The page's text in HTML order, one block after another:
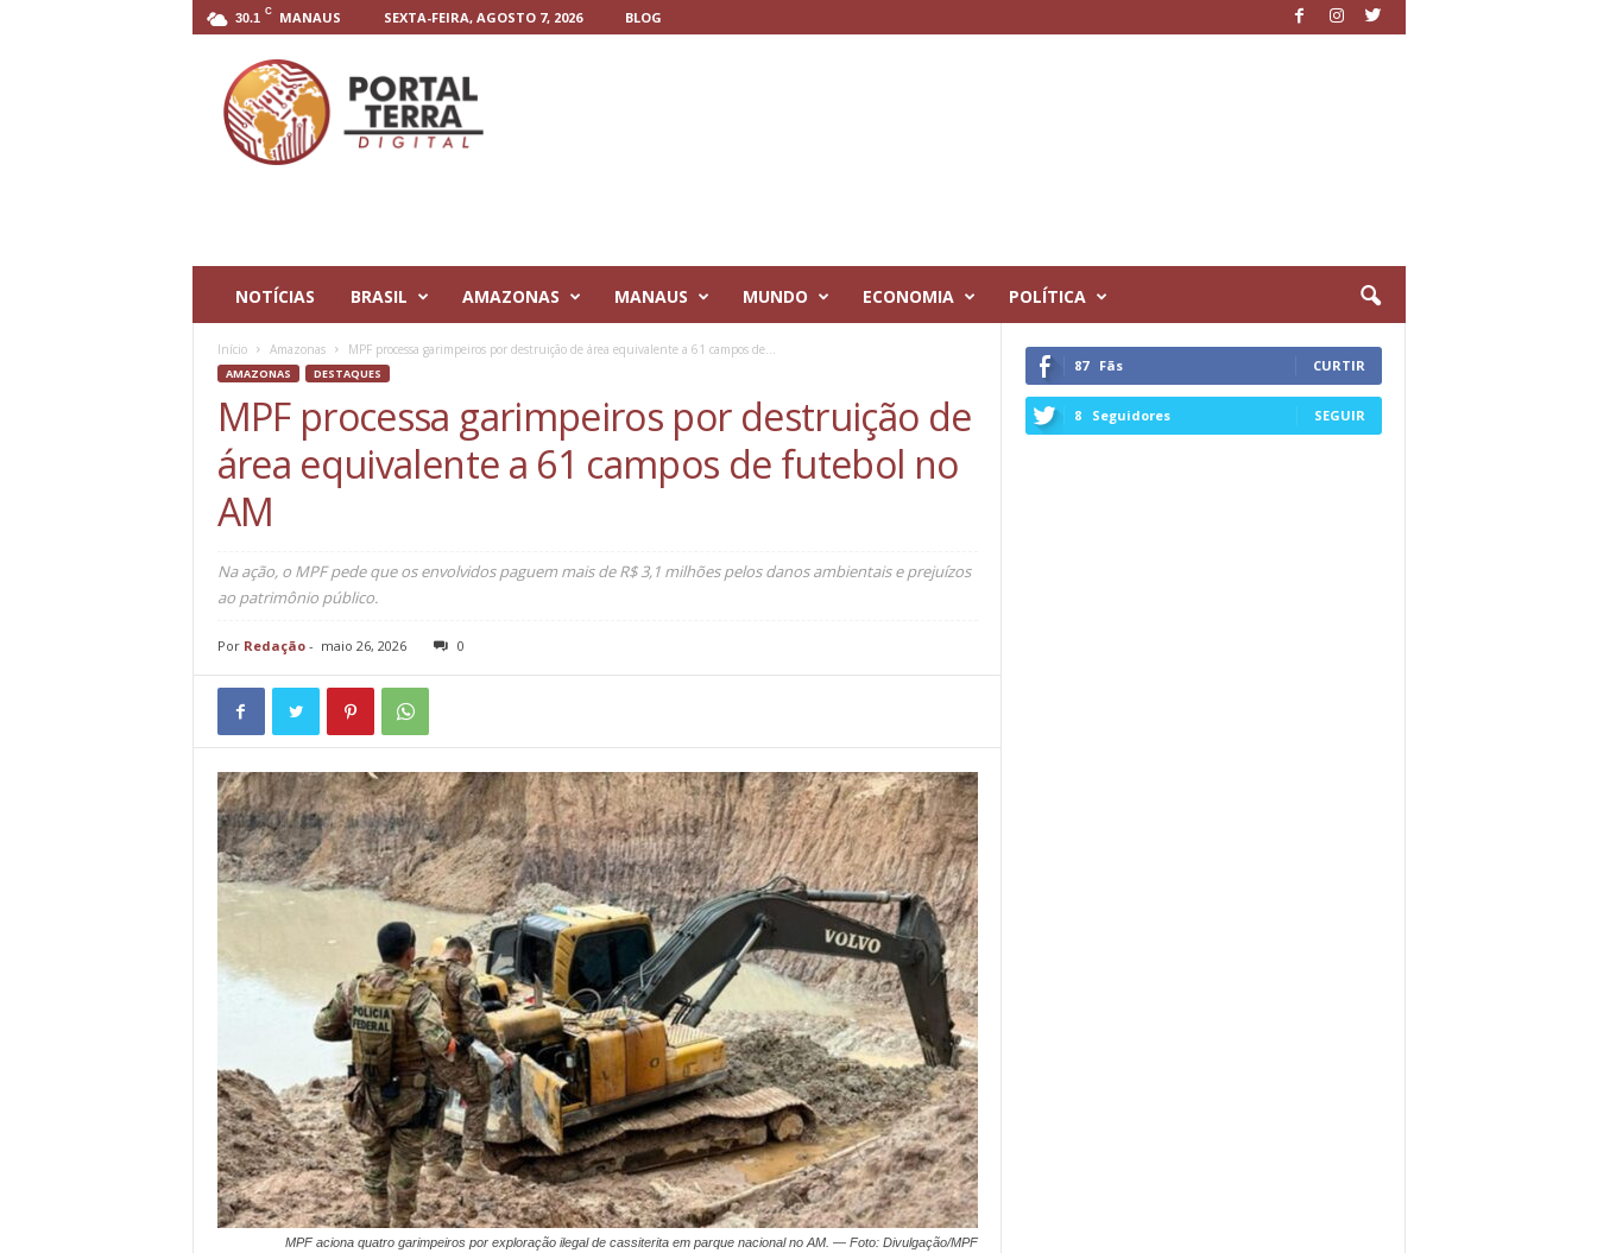
30.1 C MANAUS SEXTA-FEIRA, AGOSTO 7, 2026 BLOG
NOTÍCIAS BRASIL AMAZONAS MANAUS MUNDO ECONOMIA POLÍTICA
Início Amazonas MPF processa garimpeiros por destruição de área equivalente a 61 campos de...
AMAZONAS DESTAQUES
MPF processa garimpeiros por destruição de
área equivalente a 61 campos de futebol no
AM
Na ação, o MPF pede que os envolvidos paguem mais de R$ 3,1 milhões pelos danos ambientais e prejuízos
ao patrimônio público.
Por Redação- maio 26, 2026 0
MPF aciona quatro garimpeiros por exploração ilegal de cassiterita em parque nacional no AM. — Foto: Divulgação/MPF
87 Fãs CURTIR
8 Seguidores SEGUIR